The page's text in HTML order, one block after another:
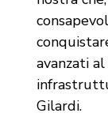
avanzati
Gilardi.